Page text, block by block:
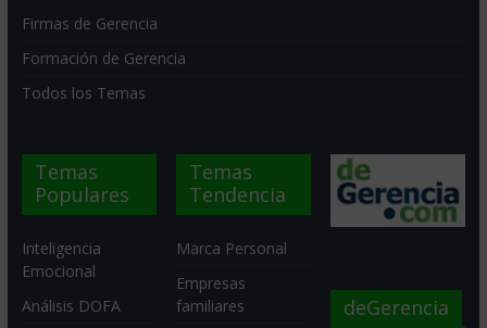
Firmas de Gerencia
Formación de Gerencia
Todos los Temas
Temas
Populares
Inteligencia
Emocional
Análisis DOFA
Temas
Tendencia
Marca Personal
Empresas
familiares
deGerencia